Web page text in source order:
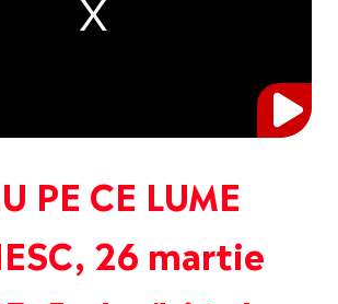
PE CE LUME
26 martie